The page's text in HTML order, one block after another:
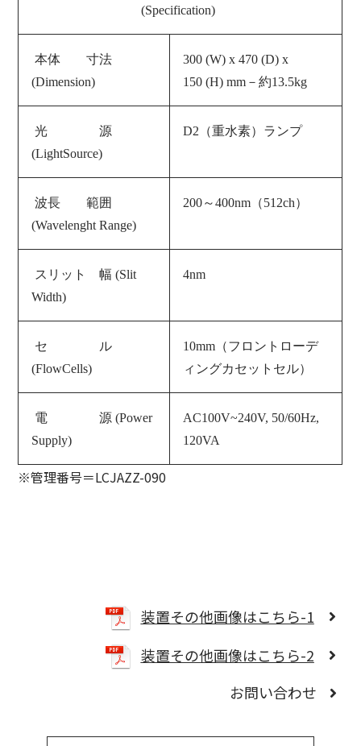
(Specification)
本体 寸法
(Dimension)
300 (W) x 470 (D) x
150 (H) mm－約13.5kg
光 源
(LightSource)
D2（重水素）ランプ
波長 範囲
(Wavelenght Range)
200～400nm（512ch）
スリット 幅 (Slit
Width)
4nm
セ ル
(FlowCells)
10mm（フロントローデ
ィングカセットセル）
電 源 (Power
Supply)
AC100V~240V, 50/60Hz,
120VA
※管理番号＝LCJAZZ-090
装置その他画像はこちら-1
装置その他画像はこちら-2
お問い合わせ